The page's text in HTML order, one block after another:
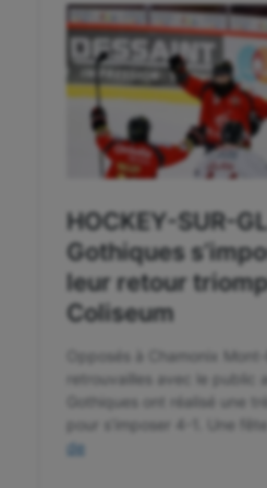
Plongée
Randonnée / Marche
Roller-derby
Sarbacane
Sauvetage sportif
Sport adapté
Sport handicap
Sport-entreprise
Sport-santé